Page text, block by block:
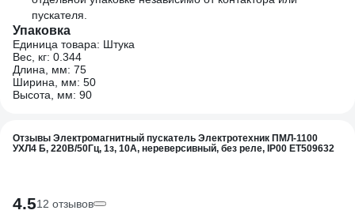
пускателя.
Упаковка
Единица товара: Штука
Вес, кг: 0.344
Длина, мм: 75
Ширина, мм: 50
Высота, мм: 90
Отзывы Электромагнитный пускатель Электротехник ПМЛ-1100
УХЛ4 Б, 220В/50Гц, 1з, 10А, нереверсивный, без реле, IP00 ET509632
4.512 отзывов